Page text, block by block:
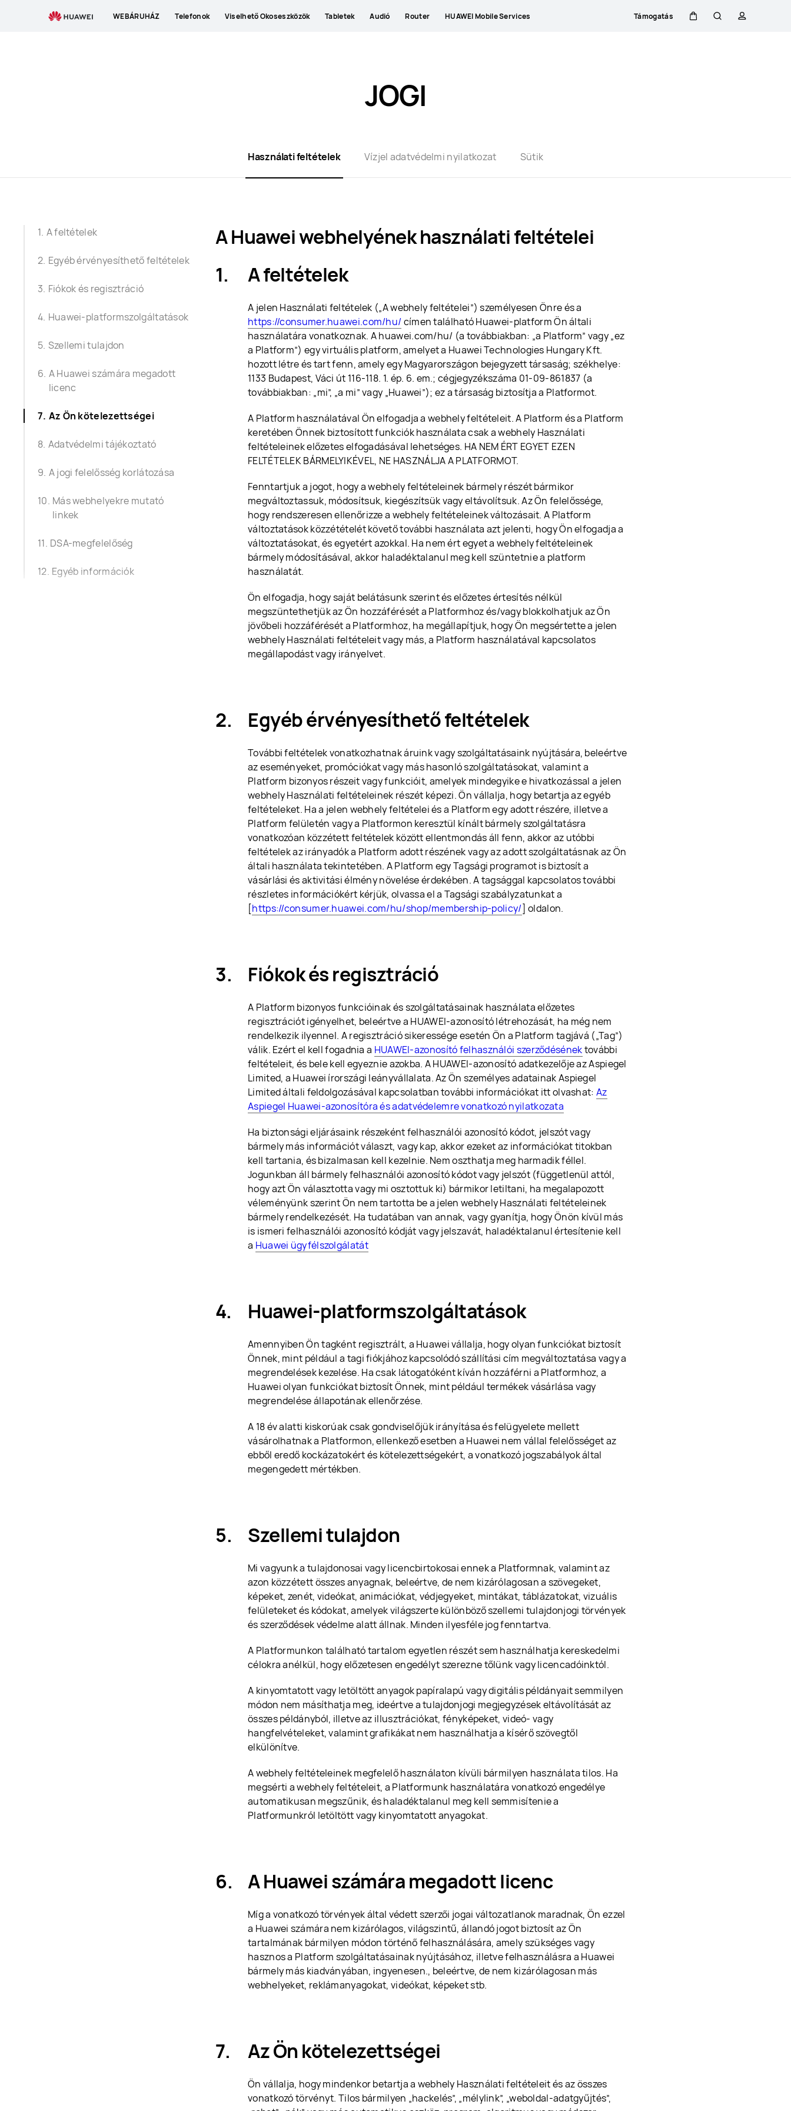
WEBÁRUHÁZ Telefonok Viselhető Okoseszközök Tabletek Audió Router HUAWEI Mobile Services Támogatás
JOGI
Használati feltételek Vízjel adatvédelmi nyilatkozat Sütik
A feltételek
Egyéb érvényesíthető feltételek
Fiókok és regisztráció
Huawei-platformszolgáltatások
Szellemi tulajdon
A Huawei számára megadott
licenc
Az Ön kötelezettségei
Adatvédelmi tájékoztató
A jogi felelősség korlátozása
Más webhelyekre mutató
linkek
DSA-megfelelőség
Egyéb információk
A Huawei webhelyének használati feltételei
A feltételek
A jelen Használati feltételek („A webhely feltételei”) személyesen Önre és a
https://consumer.huawei.com/hu/címen található Huawei-platform Ön általi
használatára vonatkoznak. A huawei.com/hu/ (a továbbiakban: „a Platform” vagy „ez
a Platform”) egy virtuális platform, amelyet a Huawei Technologies Hungary Kft.
hozott létre és tart fenn, amely egy Magyarországon bejegyzett társaság; székhelye:
1133 Budapest, Váci út 116-118. 1. ép. 6. em.; cégjegyzékszáma 01-09-861837 (a
továbbiakban: „mi”, „a mi” vagy „Huawei”); ez a társaság biztosítja a Platformot.
A Platform használatával Ön elfogadja a webhely feltételeit. A Platform és a Platform
keretében Önnek biztosított funkciók használata csak a webhely Használati
feltételeinek előzetes elfogadásával lehetséges. HA NEM ÉRT EGYET EZEN
FELTÉTELEK BÁRMELYIKÉVEL, NE HASZNÁLJA A PLATFORMOT.
Fenntartjuk a jogot, hogy a webhely feltételeinek bármely részét bármikor
megváltoztassuk, módosítsuk, kiegészítsük vagy eltávolítsuk. Az Ön felelőssége,
hogy rendszeresen ellenőrizze a webhely feltételeinek változásait. A Platform
változtatások közzétételét követő további használata azt jelenti, hogy Ön elfogadja a
változtatásokat, és egyetért azokkal. Ha nem ért egyet a webhely feltételeinek
bármely módosításával, akkor haladéktalanul meg kell szüntetnie a platform
használatát.
Ön elfogadja, hogy saját belátásunk szerint és előzetes értesítés nélkül
megszüntethetjük az Ön hozzáférését a Platformhoz és/vagy blokkolhatjuk az Ön
jövőbeli hozzáférését a Platformhoz, ha megállapítjuk, hogy Ön megsértette a jelen
webhely Használati feltételeit vagy más, a Platform használatával kapcsolatos
megállapodást vagy irányelvet.
Egyéb érvényesíthető feltételek
További feltételek vonatkozhatnak áruink vagy szolgáltatásaink nyújtására, beleértve
az eseményeket, promóciókat vagy más hasonló szolgáltatásokat, valamint a
Platform bizonyos részeit vagy funkcióit, amelyek mindegyike e hivatkozással a jelen
webhely Használati feltételeinek részét képezi. Ön vállalja, hogy betartja az egyéb
feltételeket. Ha a jelen webhely feltételei és a Platform egy adott részére, illetve a
Platform felületén vagy a Platformon keresztül kínált bármely szolgáltatásra
vonatkozóan közzétett feltételek között ellentmondás áll fenn, akkor az utóbbi
feltételek az irányadók a Platform adott részének vagy az adott szolgáltatásnak az Ön
általi használata tekintetében. A Platform egy Tagsági programot is biztosít a
vásárlási és aktivitási élmény növelése érdekében. A tagsággal kapcsolatos további
részletes információkért kérjük, olvassa el a Tagsági szabályzatunkat a
[https://consumer.huawei.com/hu/shop/membership-policy/] oldalon.
Fiókok és regisztráció
A Platform bizonyos funkcióinak és szolgáltatásainak használata előzetes
regisztrációt igényelhet, beleértve a HUAWEI-azonosító létrehozását, ha még nem
rendelkezik ilyennel. A regisztráció sikeressége esetén Ön a Platform tagjává („Tag”)
válik. Ezért el kell fogadnia a HUAWEI-azonosító felhasználói szerződésénektovábbi
feltételeit, és bele kell egyeznie azokba. A HUAWEI-azonosító adatkezelője az Aspiegel
Limited, a Huawei írországi leányvállalata. Az Ön személyes adatainak Aspiegel
Limited általi feldolgozásával kapcsolatban további információkat itt olvashat: Az
Aspiegel Huawei-azonosítóra és adatvédelemre vonatkozó nyilatkozata
Ha biztonsági eljárásaink részeként felhasználói azonosító kódot, jelszót vagy
bármely más információt választ, vagy kap, akkor ezeket az információkat titokban
kell tartania, és bizalmasan kell kezelnie. Nem oszthatja meg harmadik féllel.
Jogunkban áll bármely felhasználói azonosító kódot vagy jelszót (függetlenül attól,
hogy azt Ön választotta vagy mi osztottuk ki) bármikor letiltani, ha megalapozott
véleményünk szerint Ön nem tartotta be a jelen webhely Használati feltételeinek
bármely rendelkezését. Ha tudatában van annak, vagy gyanítja, hogy Önön kívül más
is ismeri felhasználói azonosító kódját vagy jelszavát, haladéktalanul értesítenie kell
a Huawei ügyfélszolgálatát
Huawei-platformszolgáltatások
Amennyiben Ön tagként regisztrált, a Huawei vállalja, hogy olyan funkciókat biztosít
Önnek, mint például a tagi fiókjához kapcsolódó szállítási cím megváltoztatása vagy a
megrendelések kezelése. Ha csak látogatóként kíván hozzáférni a Platformhoz, a
Huawei olyan funkciókat biztosít Önnek, mint például termékek vásárlása vagy
megrendelése állapotának ellenőrzése.
A 18 év alatti kiskorúak csak gondviselőjük irányítása és felügyelete mellett
vásárolhatnak a Platformon, ellenkező esetben a Huawei nem vállal felelősséget az
ebből eredő kockázatokért és kötelezettségekért, a vonatkozó jogszabályok által
megengedett mértékben.
Szellemi tulajdon
Mi vagyunk a tulajdonosai vagy licencbirtokosai ennek a Platformnak, valamint az
azon közzétett összes anyagnak, beleértve, de nem kizárólagosan a szövegeket,
képeket, zenét, videókat, animációkat, védjegyeket, mintákat, táblázatokat, vizuális
felületeket és kódokat, amelyek világszerte különböző szellemi tulajdonjogi törvények
és szerződések védelme alatt állnak. Minden ilyesféle jog fenntartva.
A Platformunkon található tartalom egyetlen részét sem használhatja kereskedelmi
célokra anélkül, hogy előzetesen engedélyt szerezne tőlünk vagy licencadóinktól.
A kinyomtatott vagy letöltött anyagok papíralapú vagy digitális példányait semmilyen
módon nem másíthatja meg, ideértve a tulajdonjogi megjegyzések eltávolítását az
összes példányból, illetve az illusztrációkat, fényképeket, videó- vagy
hangfelvételeket, valamint grafikákat nem használhatja a kísérő szövegtől
elkülönítve.
A webhely feltételeinek megfelelő használaton kívüli bármilyen használata tilos. Ha
megsérti a webhely feltételeit, a Platformunk használatára vonatkozó engedélye
automatikusan megszűnik, és haladéktalanul meg kell semmisítenie a
Platformunkról letöltött vagy kinyomtatott anyagokat.
A Huawei számára megadott licenc
Míg a vonatkozó törvények által védett szerzői jogai változatlanok maradnak, Ön ezzel
a Huawei számára nem kizárólagos, világszintű, állandó jogot biztosít az Ön
tartalmának bármilyen módon történő felhasználására, amely szükséges vagy
hasznos a Platform szolgáltatásainak nyújtásához, illetve felhasználásra a Huawei
bármely más kiadványában, ingyenesen., beleértve, de nem kizárólagosan más
webhelyeket, reklámanyagokat, videókat, képeket stb.
Az Ön kötelezettségei
Ön vállalja, hogy mindenkor betartja a webhely Használati feltételeit és az összes
vonatkozó törvényt. Tilos bármilyen „hackelés”, „mélylink”, „weboldal-adatgyűjtés”,